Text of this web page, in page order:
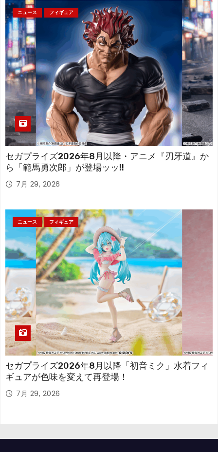
ニュース フィギュア
セガプライズ2026年8月以降・アニメ『刃牙道』か
ら「範馬勇次郎」が登場ッッ!!
7月 29, 2026
ニュース フィギュア
セガプライズ2026年8月以降「初音ミク」水着フィ
ギュアが色味を変えて再登場！
7月 29, 2026